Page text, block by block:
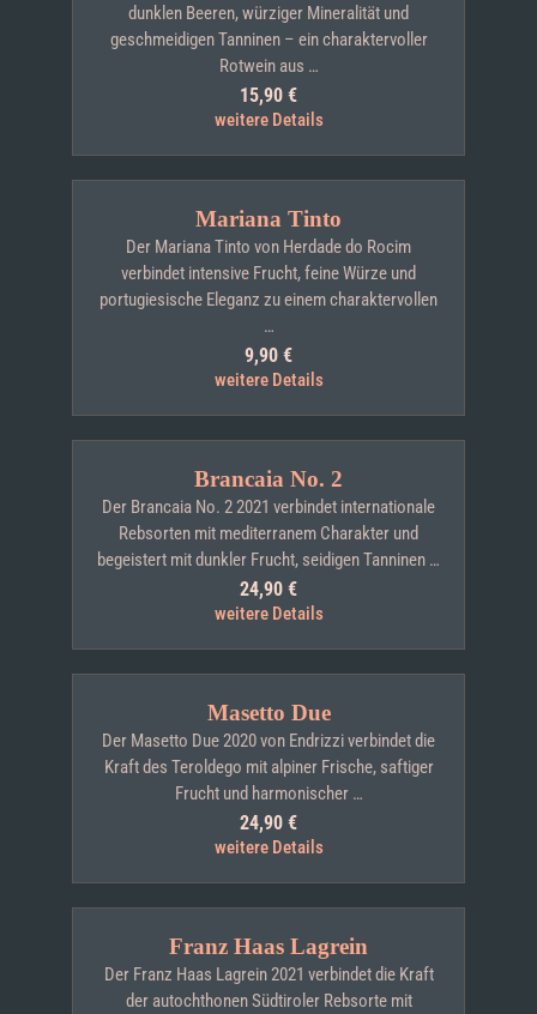
dunklen Beeren, würziger Mineralität und
geschmeidigen Tanninen – ein charaktervoller
Rotwein aus …
15,90 €
weitere Details
Mariana Tinto
Der Mariana Tinto von Herdade do Rocim
verbindet intensive Frucht, feine Würze und
portugiesische Eleganz zu einem charaktervollen
…
9,90 €
weitere Details
Brancaia No. 2
Der Brancaia No. 2 2021 verbindet internationale
Rebsorten mit mediterranem Charakter und
begeistert mit dunkler Frucht, seidigen Tanninen …
24,90 €
weitere Details
Masetto Due
Der Masetto Due 2020 von Endrizzi verbindet die
Kraft des Teroldego mit alpiner Frische, saftiger
Frucht und harmonischer …
24,90 €
weitere Details
Franz Haas Lagrein
Der Franz Haas Lagrein 2021 verbindet die Kraft
der autochthonen Südtiroler Rebsorte mit